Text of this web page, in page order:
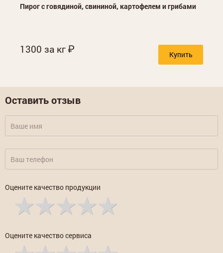
Пирог с говядиной, свининой, картофелем и грибами
1300 за кг Купить
Оставить отзыв
Оцените качество продукции
Оцените качество сервиса